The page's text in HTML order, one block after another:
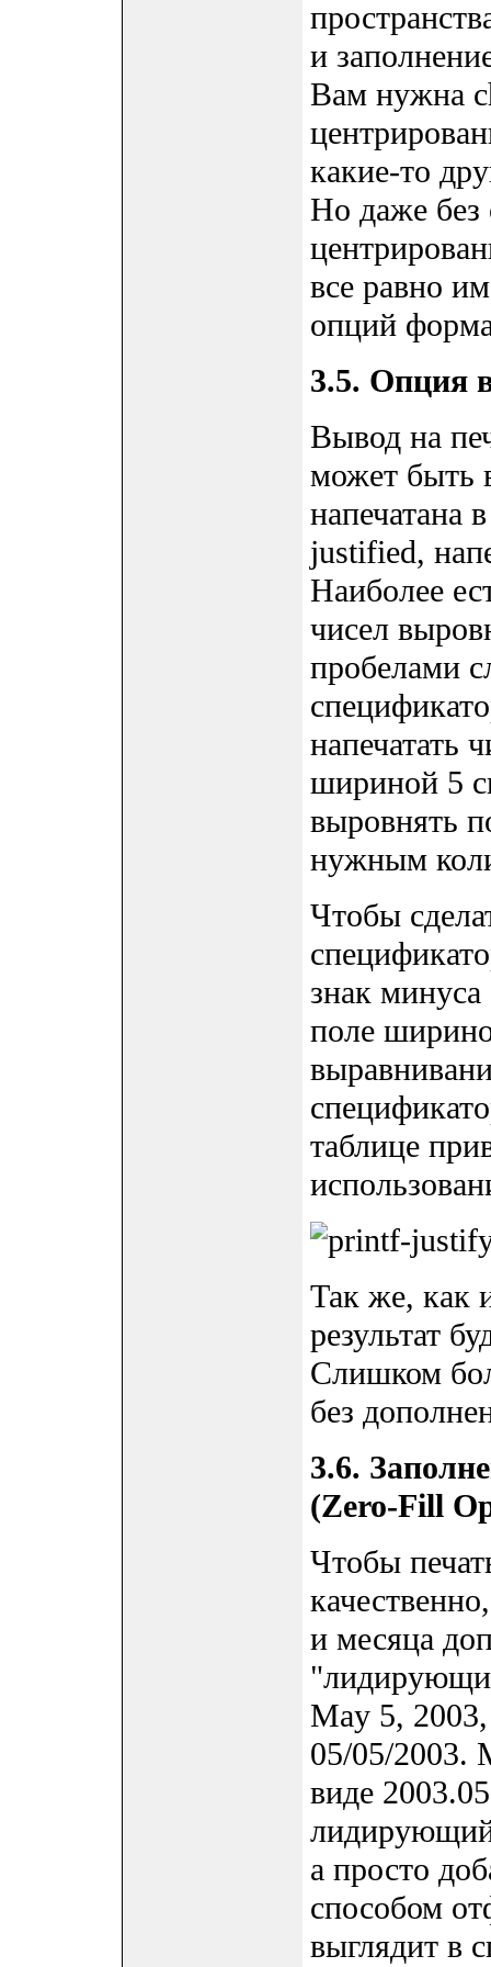
и
Вам нужна
какие-то
Но даже без
все равно
опций
3.5. Опция
Вывод на
может быть
напечатана
justified,
Наиболее
чисел
пробелами
напечатать
шириной 5
выровнять
нужным
Чтобы
знак
поле
таблице
Так же, как
результат
Слишком
без
3.6.
(Zero-Fill
Чтобы
и месяца
May 5,
05/05/2003.
виде
лидирующий
а просто
способом
выглядит в